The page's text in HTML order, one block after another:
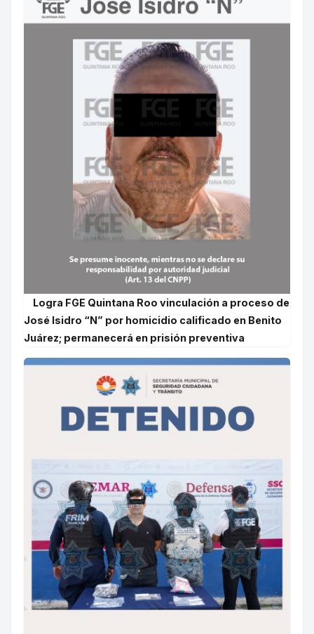
Logra FGE Quintana Roo vinculación a proceso de
José Isidro “N” por homicidio calificado en Benito
Juárez; permanecerá en prisión preventiva